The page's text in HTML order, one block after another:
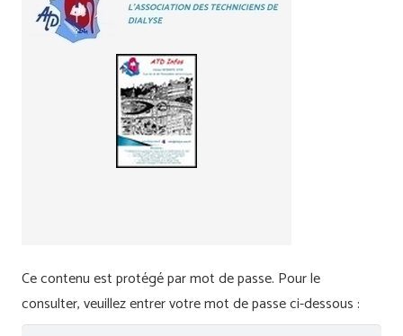
Ce contenu est protégé par mot de passe. Pour le
consulter, veuillez entrer votre mot de passe ci-dessous :